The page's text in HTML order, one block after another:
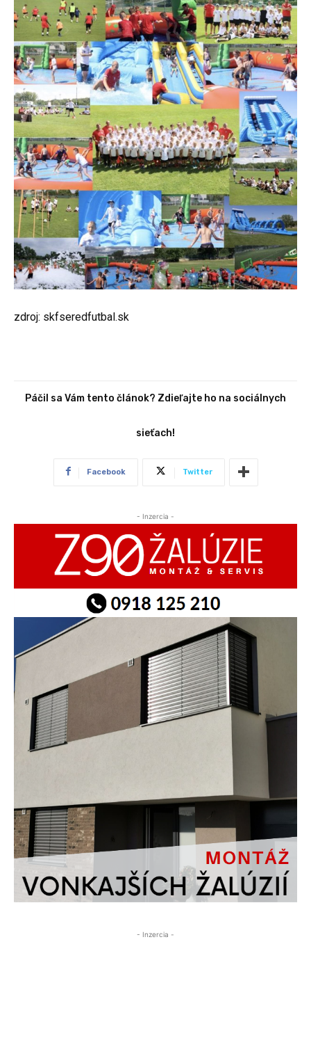
zdroj: skfseredfutbal.sk
Páčil sa Vám tento článok? Zdieľajte ho na sociálnych
sieťach!
Facebook Twitter
- Inzercia -
- Inzercia -